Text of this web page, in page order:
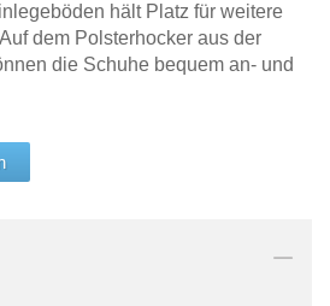
hält Platz für weitere
dem Polsterhocker aus der
die Schuhe bequem an- und